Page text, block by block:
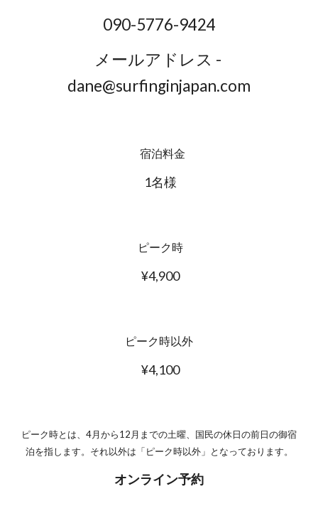
090-5776-9424
メールアドレス -
dane@surfinginjapan.com
  宿泊料金
1名様
ピーク時
¥4,900
ピーク時以外
¥4,100
ピーク時とは、4月から12月までの土曜、国民の休日の前日の御宿
泊を指します。それ以外は「ピーク時以外」となっております。
オンライン予約